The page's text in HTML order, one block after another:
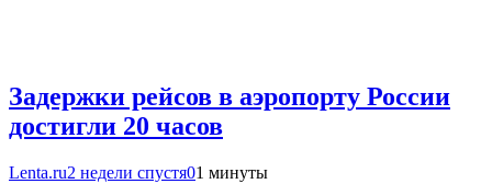
Задержки рейсов в аэропорту России
достигли 20 часов
Lenta.ru2 недели спустя01 минуты